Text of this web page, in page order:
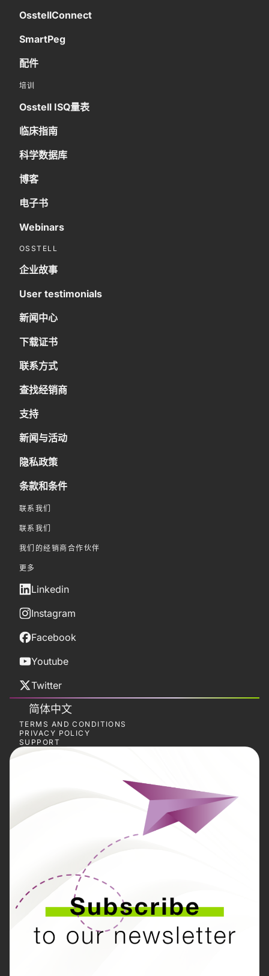
OsstellConnect
SmartPeg
配件
培训
Osstell ISQ量表
临床指南
科学数据库
博客
电子书
Webinars
OSSTELL
企业故事
User testimonials
新闻中心
下载证书
联系方式
查找经销商
支持
新闻与活动
隐私政策
条款和条件
联系我们
联系我们
我们的经销商合作伙伴
更多
Linkedin
Instagram
Facebook
Youtube
Twitter
简体中文
TERMS AND CONDITIONS
PRIVACY POLICY
SUPPORT